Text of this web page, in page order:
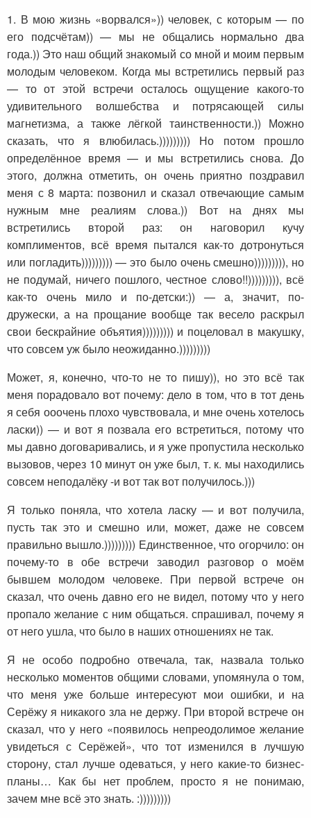
1. В мою жизнь «ворвался»)) человек, с которым — по
его подсчётам)) — мы не общались нормально два
года.)) Это наш общий знакомый со мной и моим первым
молодым человеком. Когда мы встретились первый раз
— то от этой встречи осталось ощущение какого-то
удивительного волшебства и потрясающей силы
магнетизма, а также лёгкой таинственности.)) Можно
сказать, что я влюбилась.))))))))) Но потом прошло
определённое время — и мы встретились снова. До
этого, должна отметить, он очень приятно поздравил
меня с 8 марта: позвонил и сказал отвечающие самым
нужным мне реалиям слова.)) Вот на днях мы
встретились второй раз: он наговорил кучу
комплиментов, всё время пытался как-то дотронуться
или погладить))))))))) — это было очень смешно))))))))), но
не подумай, ничего пошлого, честное слово!!))))))))), всё
как-то очень мило и по-детски:)) — а, значит, по-
дружески, а на прощание вообще так весело раскрыл
свои бескрайние объятия))))))))) и поцеловал в макушку,
что совсем уж было неожиданно.)))))))))
Может, я, конечно, что-то не то пишу)), но это всё так
меня порадовало вот почему: дело в том, что в тот день
я себя ооочень плохо чувствовала, и мне очень хотелось
ласки)) — и вот я позвала его встретиться, потому что
мы давно договаривались, и я уже пропустила несколько
вызовов, через 10 минут он уже был, т. к. мы находились
совсем неподалёку -и вот так вот получилось.)))
Я только поняла, что хотела ласку — и вот получила,
пусть так это и смешно или, может, даже не совсем
правильно вышло.))))))))) Единственное, что огорчило: он
почему-то в обе встречи заводил разговор о моём
бывшем молодом человеке. При первой встрече он
сказал, что очень давно его не видел, потому что у него
пропало желание с ним общаться. спрашивал, почему я
от него ушла, что было в наших отношениях не так.
Я не особо подробно отвечала, так, назвала только
несколько моментов общими словами, упомянула о том,
что меня уже больше интересуют мои ошибки, и на
Серёжу я никакого зла не держу. При второй встрече он
сказал, что у него «появилось непреодолимое желание
увидеться с Серёжей», что тот изменился в лучшую
сторону, стал лучше одеваться, у него какие-то бизнес-
планы… Как бы нет проблем, просто я не понимаю,
зачем мне всё это знать. :)))))))))